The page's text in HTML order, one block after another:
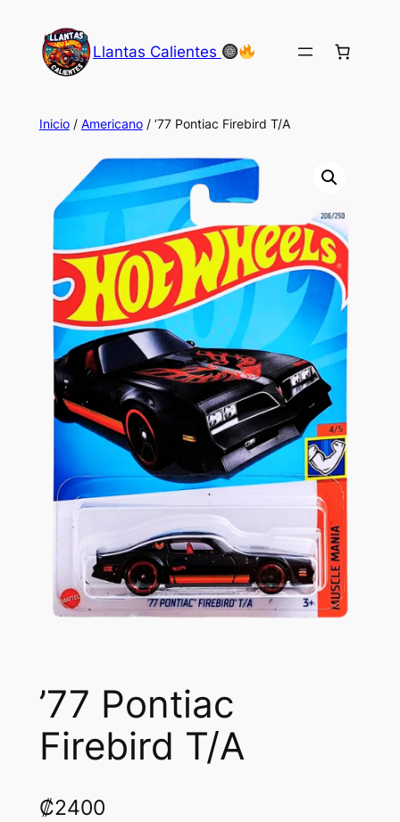
contenido
Llantas Calientes
Inicio/ Americano/ ’77 Pontiac Firebird T/A
’77 Pontiac
Firebird T/A
₡2400